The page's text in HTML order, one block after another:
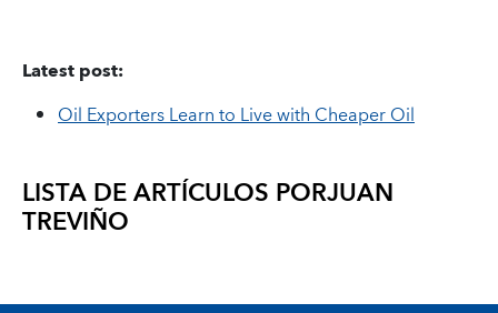
Latest post:
Oil Exporters Learn to Live with Cheaper Oil
LISTA DE ARTÍCULOS PORJUAN
TREVIÑO